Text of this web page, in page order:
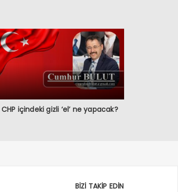
CHP içindeki gizli ‘el’ ne yapacak?
BİZİ TAKİP EDİN